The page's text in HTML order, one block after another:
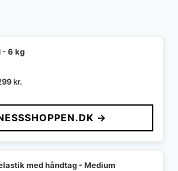
- 6 kg
kr..
kr.
pris
er:
299 kr..
→
med håndtag - Medium